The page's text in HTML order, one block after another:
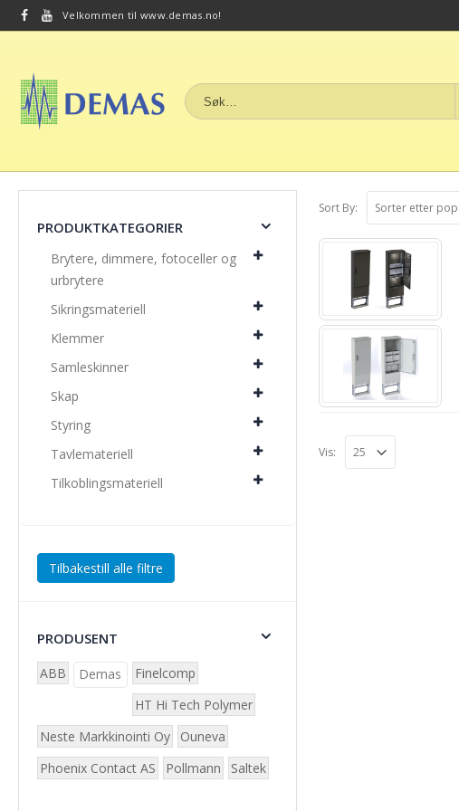
Velkommen til www.demas.no!
Sort By:
Vis:
PRODUKTKATEGORIER
Brytere, dimmere, fotoceller og
urbrytere
Sikringsmateriell
Klemmer
Samleskinner
Skap
Styring
Tavlemateriell
Tilkoblingsmateriell
Tilbakestill alle filtre
PRODUSENT
ABB Demas
Finelcomp
HT Hi Tech Polymer
Neste Markkinointi Oy
Ouneva
Phoenix Contact AS
Pollmann Saltek